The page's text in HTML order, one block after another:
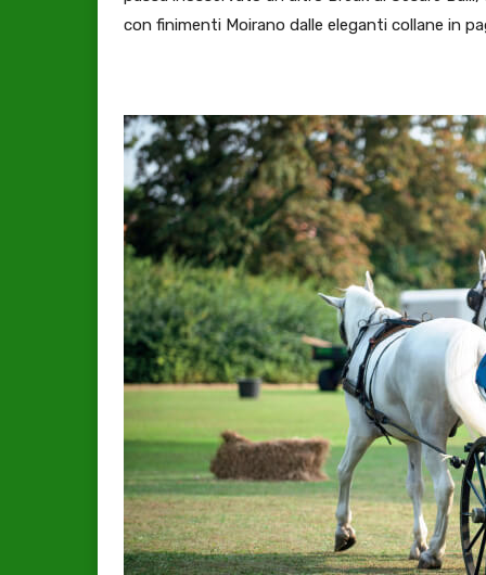
con finimenti Moirano dalle eleganti collane in